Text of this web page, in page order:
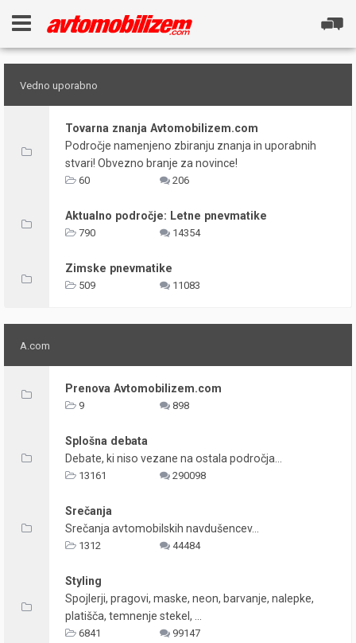
Vedno uporabno
Tovarna znanja Avtomobilizem.com
Področje namenjeno zbiranju znanja in uporabnih
stvari! Obvezno branje za novince!
60 206
Aktualno področje: Letne pnevmatike
790 14354
Zimske pnevmatike
509 11083
A.com
Prenova Avtomobilizem.com
9 898
Splošna debata
Debate, ki niso vezane na ostala področja...
13161 290098
Srečanja
Srečanja avtomobilskih navdušencev...
1312 44484
Styling
Spojlerji, pragovi, maske, neon, barvanje, nalepke,
platišča, temnenje stekel, ...
6841 99147